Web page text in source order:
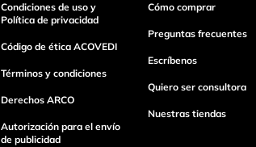
Condiciones de uso y
Política de privacidad
Código de ética ACOVEDI
Términos y condiciones
Derechos ARCO
Autorización para el envío
de publicidad
Cómo comprar
Preguntas frecuentes
Escríbenos
Quiero ser consultora
Nuestras tiendas